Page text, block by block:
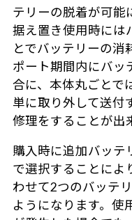
テリーの脱着が可能
据え置き使用時には
とでバッテリーの消
ポート期間内にバッ
合に、本体丸ごとで
単に取り外して送付
修理をすることが出
購入時に追加バッテ
で選択することによ
わせて2つのバッテ
ようになります。使